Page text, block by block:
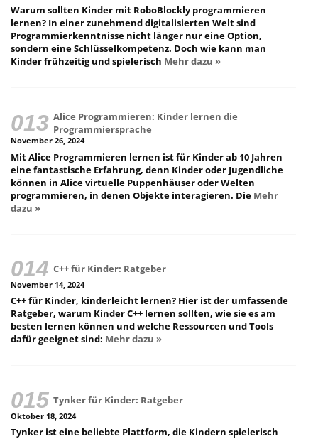
Warum sollten Kinder mit RoboBlockly programmieren
lernen? In einer zunehmend digitalisierten Welt sind
Programmierkenntnisse nicht länger nur eine Option,
sondern eine Schlüsselkompetenz. Doch wie kann man
Kinder frühzeitig und spielerisch Mehr dazu »
Alice Programmieren: Kinder lernen die
Programmiersprache
November 26, 2024
Mit Alice Programmieren lernen ist für Kinder ab 10 Jahren
eine fantastische Erfahrung, denn Kinder oder Jugendliche
können in Alice virtuelle Puppenhäuser oder Welten
programmieren, in denen Objekte interagieren. Die Mehr
dazu »
C++ für Kinder: Ratgeber
November 14, 2024
C++ für Kinder, kinderleicht lernen? Hier ist der umfassende
Ratgeber, warum Kinder C++ lernen sollten, wie sie es am
besten lernen können und welche Ressourcen und Tools
dafür geeignet sind: Mehr dazu »
Tynker für Kinder: Ratgeber
Oktober 18, 2024
Tynker ist eine beliebte Plattform, die Kindern spielerisch